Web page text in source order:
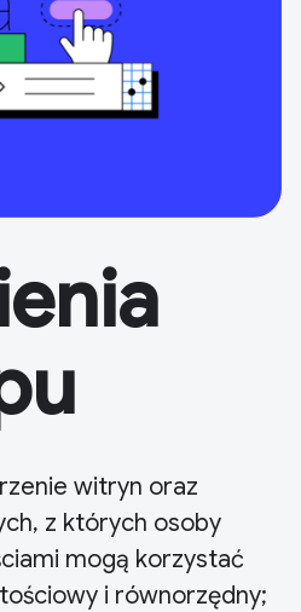
witryn oraz
z których osoby
mogą korzystać
i równorzędny;